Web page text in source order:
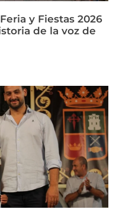
y Fiestas 2026
de la voz de